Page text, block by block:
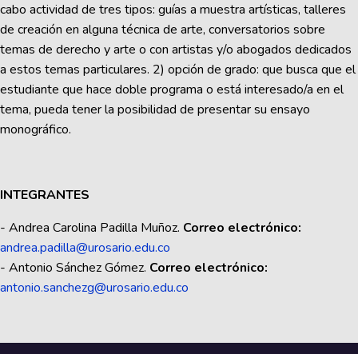
cabo actividad de tres tipos: guías a muestra artísticas, talleres
de creación en alguna técnica de arte, conversatorios sobre
temas de derecho y arte o con artistas y/o abogados dedicados
a estos temas particulares. 2) opción de grado: que busca que el
estudiante que hace doble programa o está interesado/a en el
tema, pueda tener la posibilidad de presentar su ensayo
monográfico.
INTEGRANTES
- Andrea Carolina Padilla Muñoz. Correo electrónico:
andrea.padilla@urosario.edu.co
- Antonio Sánchez Gómez. Correo electrónico:
antonio.sanchezg@urosario.edu.co